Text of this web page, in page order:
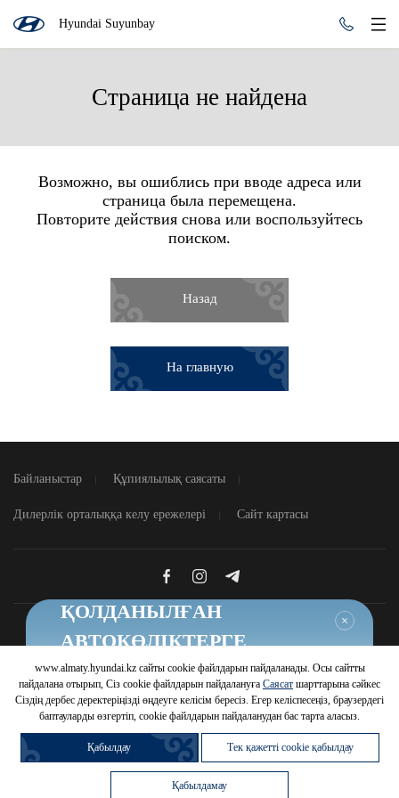
Hyundai Suyunbay
Страница не найдена
Возможно, вы ошиблись при вводе адреса или
страница была перемещена.
Повторите действия снова или воспользуйтесь
поиском.
Назад
На главную
Байланыстар Құпиялылық саясаты
Дилерлік орталыққа келу ережелері Сайт картасы
© 2026 Hyundai Motor Company
www.almaty.hyundai.kz сайты cookie файлдарын пайдаланады. Осы сайтты
пайдалана отырып, Сіз cookie файлдарын пайдалануға Саясат шарттарына сәйкес
Сіздің дербес деректеріңізді өңдеуге келісім бересіз. Егер келіспесеңіз, браузердегі
баптауларды өзгертіп, cookie файлдарын пайдаланудан бас тарта аласыз.
Қабылдау Тек қажетті cookie қабылдау
Қабылдамау
Автомобильді
сату
Жүрілген
автомобиль сатып
алу
Автомобильді
айырбастау
Несиеге сатып
алу
ҚОЛДАНЫЛҒАН
АВТОКӨЛІКТЕРГЕ
ТИІМДІ ШАРТТАР
Шарттарды білу
Жабу
Telegram Бот
Сату
бөлімі
Сервис